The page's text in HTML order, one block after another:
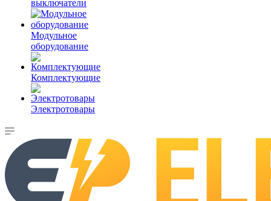
выключатели
Модульное
оборудование
Комплектующие
Электротовары